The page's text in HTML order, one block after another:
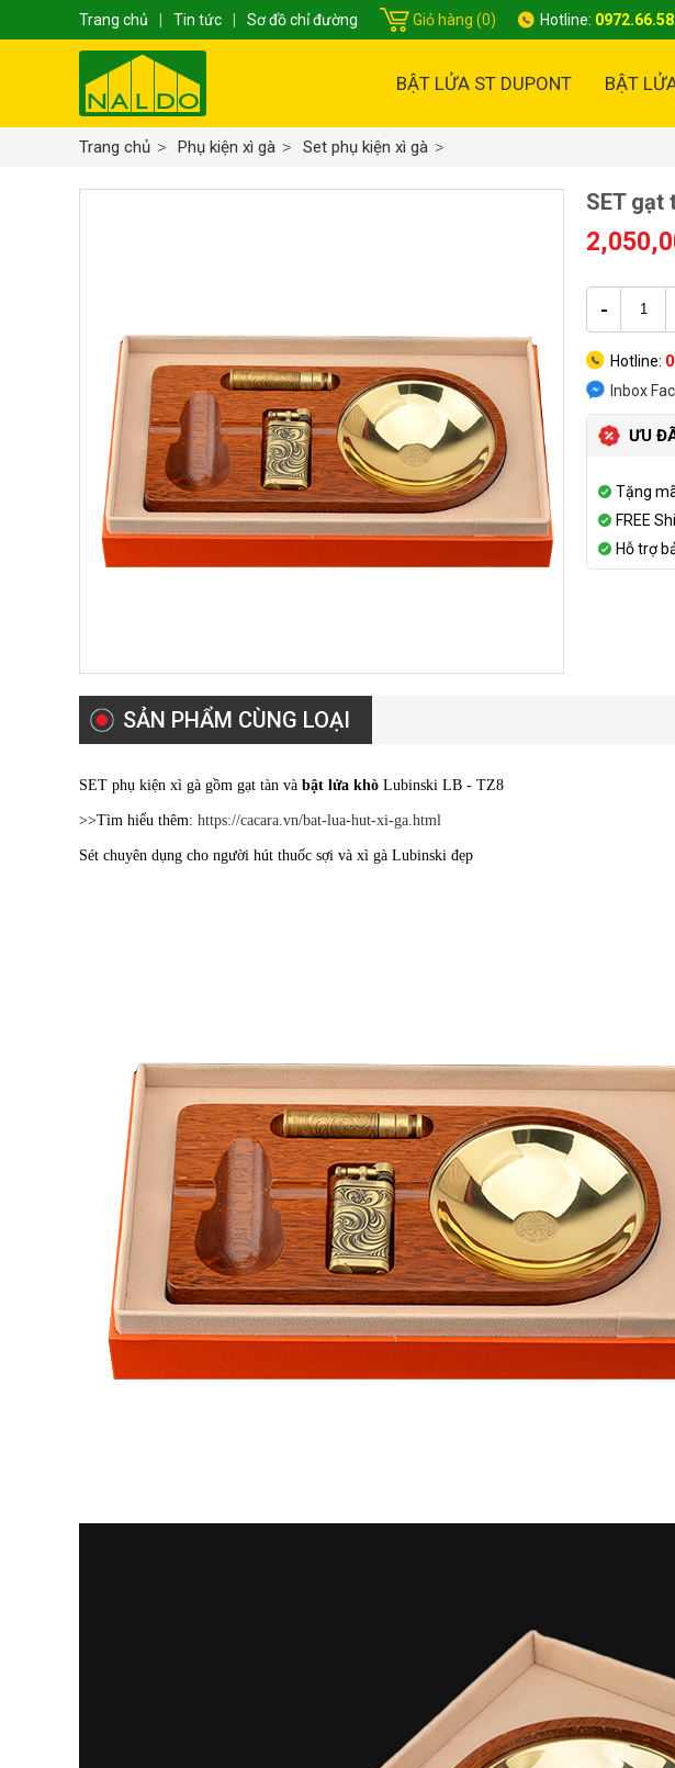
BẬT
BẬT LỬA ST DUPONT
Trang chủ Phụ kiện xì gà Set phụ kiện xì gà
SET gạt
-
Hotline:
Inbox
ƯU
Tặng
FREE
Hỗ trợ
SẢN PHẨM CÙNG LOẠI
SET phụ kiện xì gà gồm gạt tàn và bật lửa khò Lubinski LB - TZ8
>>Tìm hiểu thêm: https://cacara.vn/bat-lua-hut-xi-ga.html
Sét chuyên dụng cho người hút thuốc sợi và xì gà Lubinski đẹp
Trang chủ Tin tức Sơ đồ chỉ đường Giỏ hàng (0) Hotline: